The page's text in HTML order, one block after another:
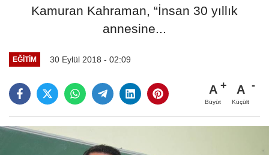
Kamuran Kahraman, “İnsan 30 yıllık
annesine...
EĞİTİM 30 Eylül 2018 - 02:09
A
Büyüt
A
Küçült